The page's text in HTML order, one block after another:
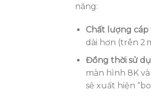
năng:
Chất lượng cáp
dài hơn (trên 2
Đồng thời sử
màn hình 8K
sẽ xuất hiện